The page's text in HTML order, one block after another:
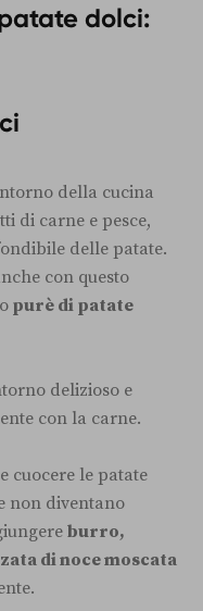
dolci:
della cucina
di carne e pesce,
delle patate.
con questo
purè di patate
delizioso e
con la carne.
cuocere le patate
non diventano
burro,
di noce moscata